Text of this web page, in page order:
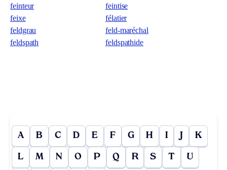
feinteur
feintise
feixe
félatier
feldgrau
feld-maréchal
feldspath
feldspathide
A B C D E F G H I J K
L M N O P Q R S T U